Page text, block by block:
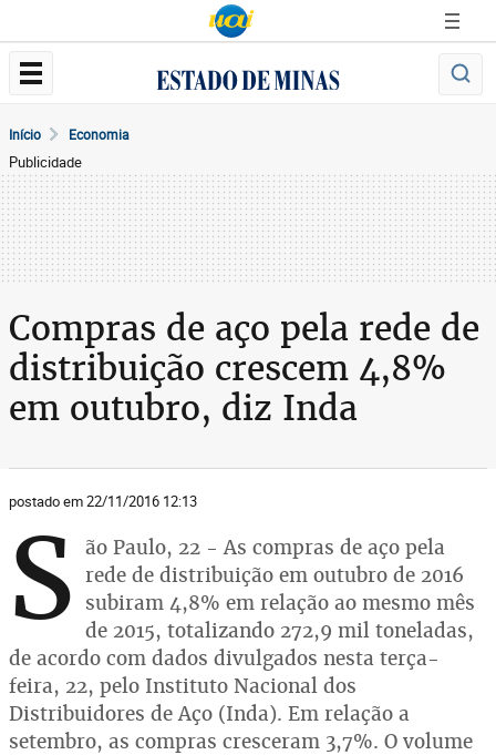
Início Economia
Publicidade
Compras de aço pela rede de
distribuição crescem 4,8%
em outubro, diz Inda
postado em 22/11/2016 12:13
S ão Paulo, 22 - As compras de aço pela
rede de distribuição em outubro de 2016
subiram 4,8% em relação ao mesmo mês
de 2015, totalizando 272,9 mil toneladas,
de acordo com dados divulgados nesta terça-
feira, 22, pelo Instituto Nacional dos
Distribuidores de Aço (Inda). Em relação a
setembro, as compras cresceram 3,7%. O volume